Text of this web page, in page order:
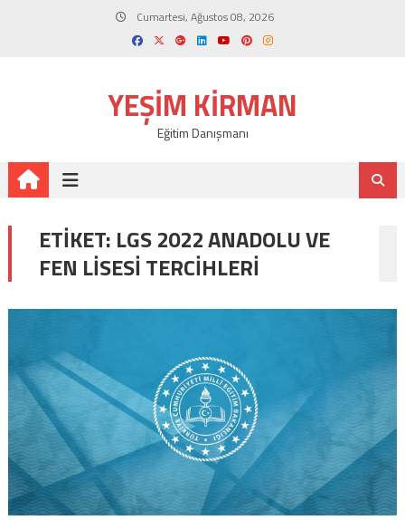
Cumartesi, Ağustos 08, 2026
YEŞIM KIRMAN
Eğitim Danışmanı
ETIKET: LGS 2022 ANADOLU VE
FEN LISESI TERCIHLERI